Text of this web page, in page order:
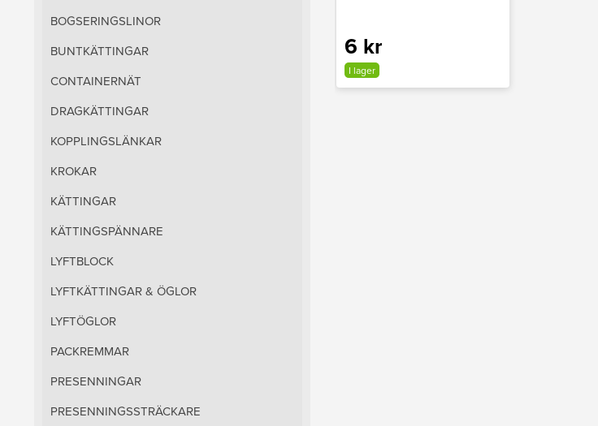
BOGSERINGSLINOR
BUNTKÄTTINGAR
CONTAINERNÄT
DRAGKÄTTINGAR
KOPPLINGSLÄNKAR
KROKAR
KÄTTINGAR
KÄTTINGSPÄNNARE
LYFTBLOCK
LYFTKÄTTINGAR & ÖGLOR
LYFTÖGLOR
PACKREMMAR
PRESENNINGAR
PRESENNINGSSTRÄCKARE
6 kr
I lager